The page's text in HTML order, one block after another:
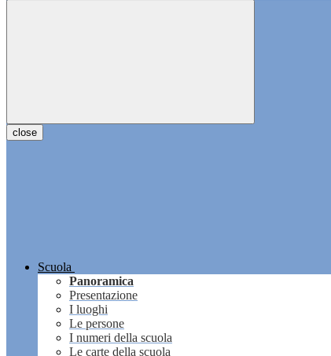
close
Scuola
Panoramica
Presentazione
I luoghi
Le persone
I numeri della scuola
Le carte della scuola